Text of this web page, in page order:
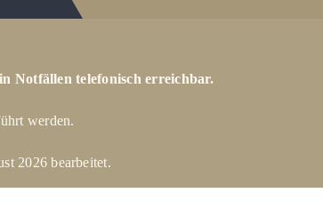
Notfällen telefonisch erreichbar.
werden.
2026 bearbeitet.